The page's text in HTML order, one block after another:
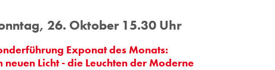
26. Oktober 15.30 Uhr
Exponat des Monats:
neuen Licht - die Leuchten der Moderne